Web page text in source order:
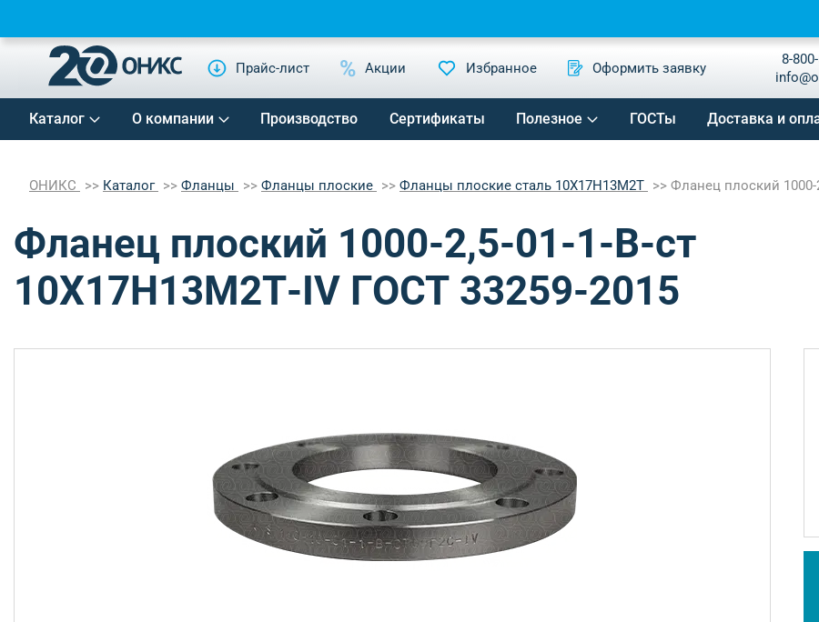
Прайс-лист Акции Избранное Оформить заявку
8-
Каталог О компании Производство Сертификаты Полезное ГОСТы Доставка и
ОНИКС Каталог Фланцы Фланцы плоские Фланцы плоские сталь 10Х17Н13М2Т Фланец плоский 1000-
Фланец плоский 1000-2,5-01-1-B-ст
10Х17Н13М2Т-IV ГОСТ 33259-2015